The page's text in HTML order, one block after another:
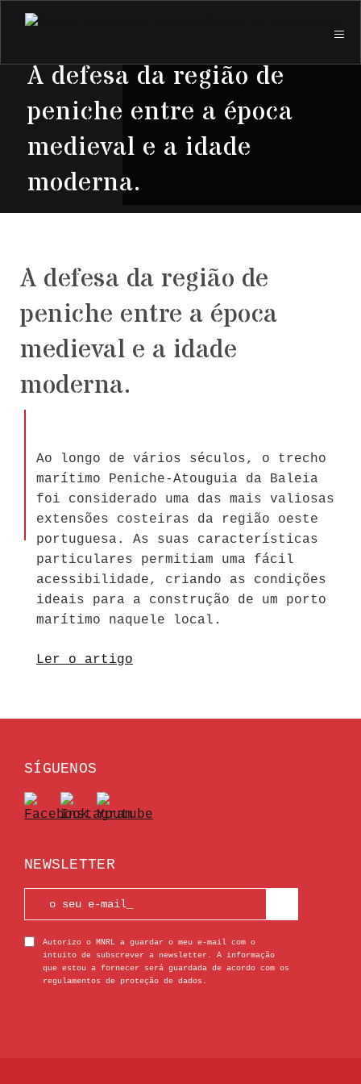
A defesa da região de
peniche entre a época
medieval e a idade
moderna.
A defesa da região de
peniche entre a época
medieval e a idade
moderna.
Ao longo de vários séculos, o trecho
marítimo Peniche-Atouguia da Baleia
foi considerado uma das mais valiosas
extensões costeiras da região oeste
portuguesa. As suas características
particulares permitiam uma fácil
acessibilidade, criando as condições
ideais para a construção de um porto
marítimo naquele local.
Ler o artigo
SÍGUENOS
NEWSLETTER
Autorizo o MNRL a guardar o meu e-mail com o
intuito de subscrever a newsletter. A informação
que estou a fornecer será guardada de acordo com os
regulamentos de proteção de dados.